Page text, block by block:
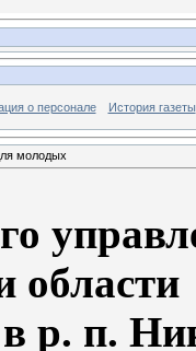
о персонале История газеты
молодых
области
р. п.